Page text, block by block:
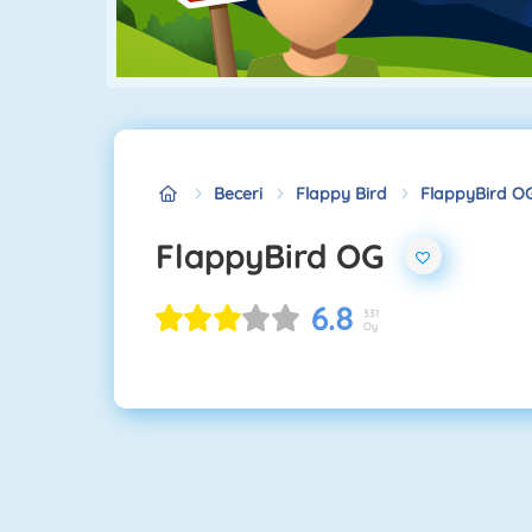
Beceri Flappy Bird FlappyBird
FlappyBird OG
6.8
331
Oy